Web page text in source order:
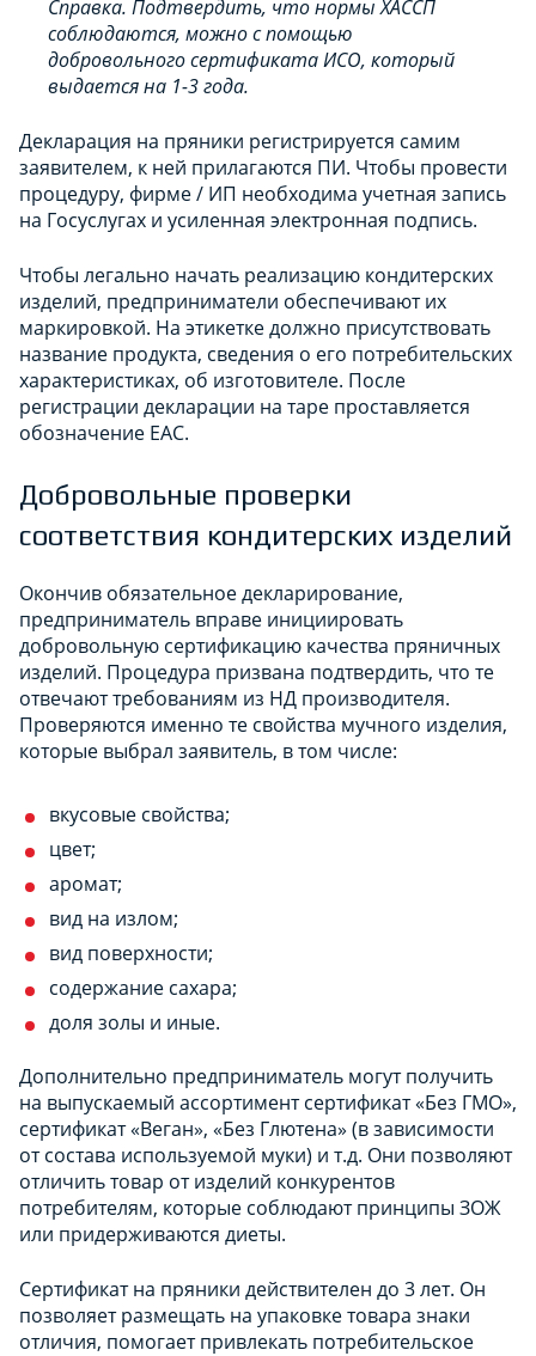
Справка. Подтвердить, что нормы ХАССП
соблюдаются, можно с помощью
добровольного сертификата ИСО, который
выдается на 1-3 года.
Декларация на пряники регистрируется самим
заявителем, к ней прилагаются ПИ. Чтобы провести
процедуру, фирме / ИП необходима учетная запись
на Госуслугах и усиленная электронная подпись.
Чтобы легально начать реализацию кондитерских
изделий, предприниматели обеспечивают их
маркировкой. На этикетке должно присутствовать
название продукта, сведения о его потребительских
характеристиках, об изготовителе. После
регистрации декларации на таре проставляется
обозначение ЕАС.
Добровольные проверки
соответствия кондитерских изделий
Окончив обязательное декларирование,
предприниматель вправе инициировать
добровольную сертификацию качества пряничных
изделий. Процедура призвана подтвердить, что те
отвечают требованиям из НД производителя.
Проверяются именно те свойства мучного изделия,
которые выбрал заявитель, в том числе:
вкусовые свойства;
цвет;
аромат;
вид на излом;
вид поверхности;
содержание сахара;
доля золы и иные.
Дополнительно предприниматель могут получить
на выпускаемый ассортимент сертификат «Без ГМО»,
сертификат «Веган», «Без Глютена» (в зависимости
от состава используемой муки) и т.д. Они позволяют
отличить товар от изделий конкурентов
потребителям, которые соблюдают принципы ЗОЖ
или придерживаются диеты.
Сертификат на пряники действителен до 3 лет. Он
позволяет размещать на упаковке товара знаки
отличия, помогает привлекать потребительское